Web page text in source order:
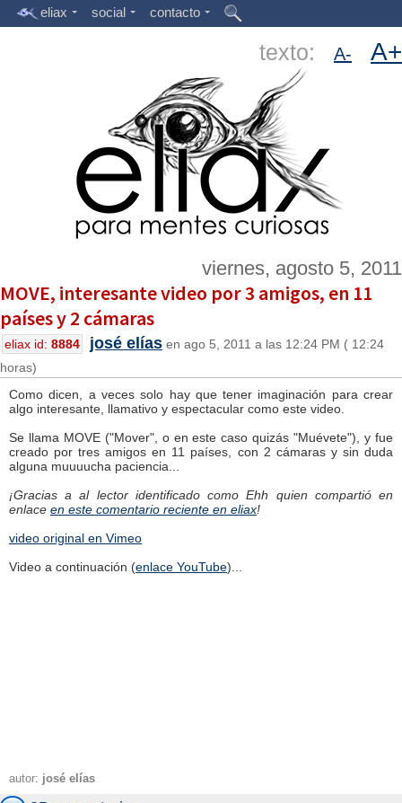
eliax social contacto
texto: A- A+
viernes, agosto 5, 2011
MOVE, interesante video por 3 amigos, en 11
países y 2 cámaras
eliax id: 8884 josé elías en ago 5, 2011 a las 12:24 PM ( 12:24
horas)
Como dicen, a veces solo hay que tener imaginación para crear
algo interesante, llamativo y espectacular como este video.
Se llama MOVE ("Mover", o en este caso quizás "Muévete"), y fue
creado por tres amigos en 11 países, con 2 cámaras y sin duda
alguna muuuucha paciencia...
¡Gracias a al lector identificado comoEhh quien compartió en
enlace en este comentario reciente en eliax!
video original en Vimeo
Video a continuación (enlace YouTube)...
autor: josé elías